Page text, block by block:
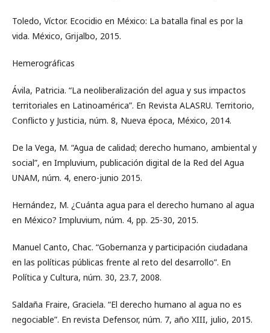
Toledo, Víctor. Ecocidio en México: La batalla final es por la
vida. México, Grijalbo, 2015.
Hemerográficas
Ávila, Patricia. “La neoliberalización del agua y sus impactos
territoriales en Latinoamérica”. En Revista ALASRU. Territorio,
Conflicto y Justicia, núm. 8, Nueva época, México, 2014.
De la Vega, M. “Agua de calidad; derecho humano, ambiental y
social”, en Impluvium, publicación digital de la Red del Agua
UNAM, núm. 4, enero-junio 2015.
Hernández, M. ¿Cuánta agua para el derecho humano al agua
en México? Impluvium, núm. 4, pp. 25-30, 2015.
Manuel Canto, Chac. “Gobernanza y participación ciudadana
en las políticas públicas frente al reto del desarrollo”. En
Política y Cultura, núm. 30, 23.7, 2008.
Saldaña Fraire, Graciela. “El derecho humano al agua no es
negociable”. En revista Defensor, núm. 7, año XIII, julio, 2015.